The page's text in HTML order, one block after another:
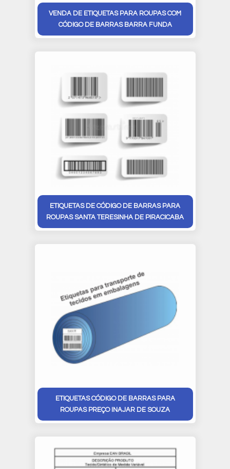
VENDA DE ETIQUETAS PARA ROUPAS COM
CÓDIGO DE BARRAS BARRA FUNDA
ETIQUETAS DE CÓDIGO DE BARRAS PARA
ROUPAS SANTA TERESINHA DE PIRACICABA
ETIQUETAS CÓDIGO DE BARRAS PARA
ROUPAS PREÇO INAJAR DE SOUZA